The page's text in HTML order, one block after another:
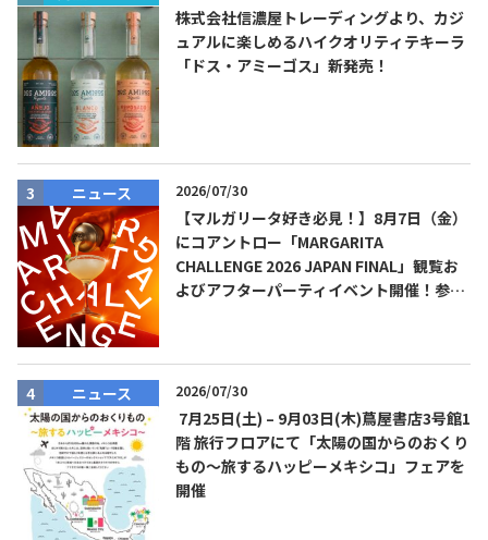
株式会社信濃屋トレーディングより、カジ
ュアルに楽しめるハイクオリティテキーラ
「ドス・アミーゴス」新発売！
ニュース 2026/07/30
【マルガリータ好き必見！】8月7日（金）
にコアントロー「MARGARITA
CHALLENGE 2026 JAPAN FINAL」観覧お
よびアフターパーティイベント開催！参加
ニュース 2026/07/30
7月25日(土) – 9月03日(木)蔦屋書店3号館1
階 旅行フロアにて「太陽の国からのおくり
もの～旅するハッピーメキシコ」フェアを
開催